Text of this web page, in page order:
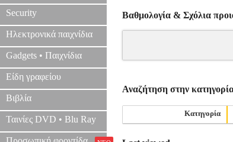
Security
Ηλεκτρονικά παιχνίδια
Gadgets • Παιχνίδια
Είδη γραφείου
Βιβλία
Ταινίες DVD • Blu Ray
Βαθμολογία & Σχόλια
Αναζήτηση στην
Κατηγορία